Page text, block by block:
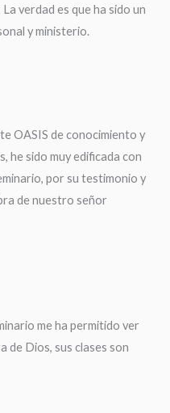
verdad es que ha sido un
y ministerio.
OASIS de conocimiento y
he sido muy edificada con
por su testimonio y
de nuestro señor
me ha permitido ver
de Dios, sus clases son